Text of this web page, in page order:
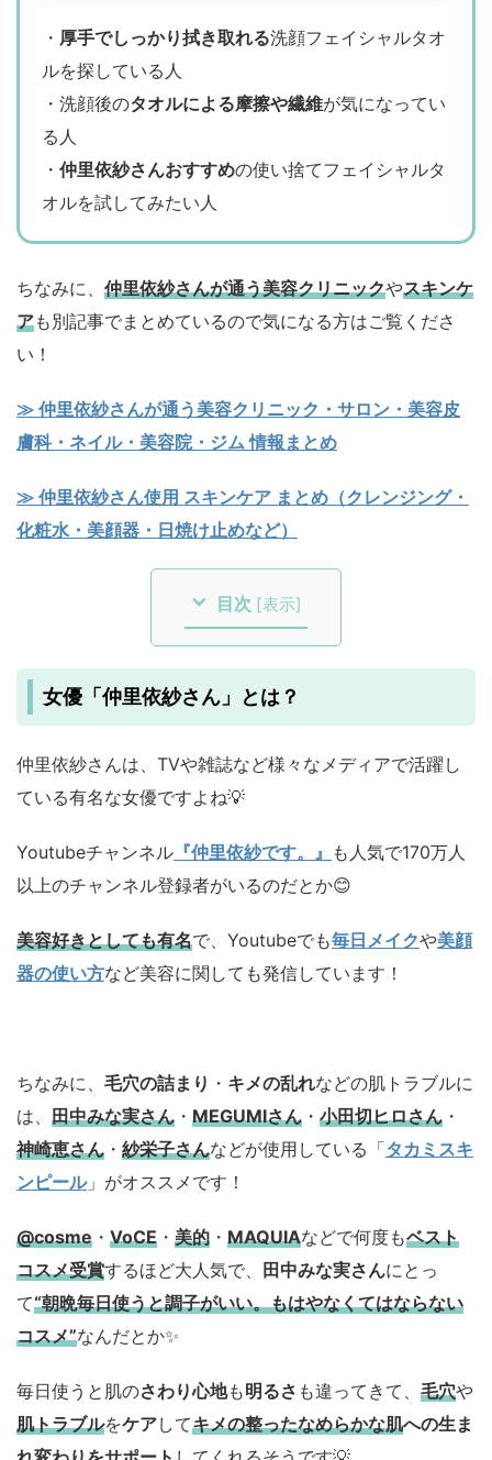
・ 厚手でしっかり拭き取れる洗顔フェイシャルタオ
ルを探している人
・洗顔後のタオルによる摩擦や繊維が気になってい
る人
・ 仲里依紗さんおすすめの使い捨てフェイシャルタ
オルを試してみたい人
ちなみに、 仲里依紗さんが通う美容クリニックやスキンケ
アも別記事でまとめているので気になる方はご覧くださ
い！
≫ 仲里依紗さんが通う美容クリニック・サロン・美容皮
膚科・ネイル・美容院・ジム 情報まとめ
≫ 仲里依紗さん使用 スキンケア まとめ（クレンジング・
化粧水・美顔器・日焼け止めなど）
目次 [表示]
女優「仲里依紗さん」とは？
仲里依紗さんは、TVや雑誌など様々なメディアで活躍し
ている有名な女優ですよね💡
Youtubeチャンネル 『仲里依紗です。』 も人気で170万人
以上のチャンネル登録者がいるのだとか😊
美容好きとしても有名で、Youtubeでも毎日メイクや美顔
器の使い方など美容に関しても発信しています！
ちなみに、 毛穴の詰まり ・ キメの乱れなどの肌トラブルに
は、 田中みな実さん ・ MEGUMIさん ・ 小田切ヒロさん ・
神崎恵さん ・ 紗栄子さんなどが使用している「タカミスキ
ンピール」がオススメです！
@cosme ・ VoCE ・ 美的 ・ MAQUIAなどで何度もベスト
コスメ受賞するほど大人気で、 田中みな実さんにとっ
て“朝晩毎日使うと調子がいい。もはやなくてはならない
コスメ”なんだとか✨
毎日使うと肌のさわり心地も明るさ も違ってきて、 毛穴や
肌トラブルをケアしてキメの整ったなめらかな肌への生ま